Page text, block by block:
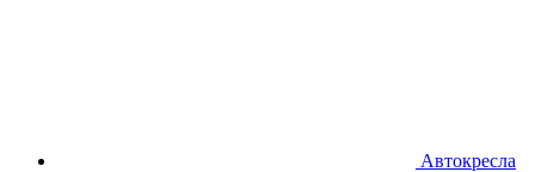
Автокресла